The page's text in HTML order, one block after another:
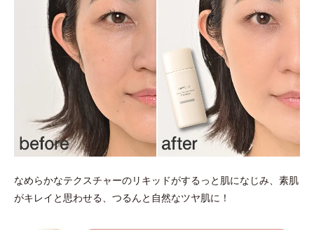
なめらかなテクスチャーのリキッドがするっと肌になじみ、素肌
がキレイと思わせる、つるんと自然なツヤ肌に！